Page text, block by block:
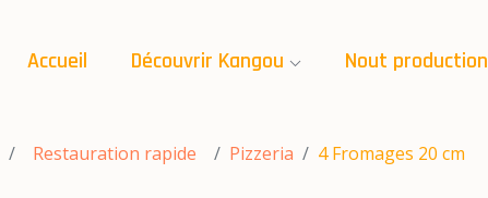
Accueil Découvrir Kangou Nout production
Restauration rapide Pizzeria 4 Fromages 20 cm